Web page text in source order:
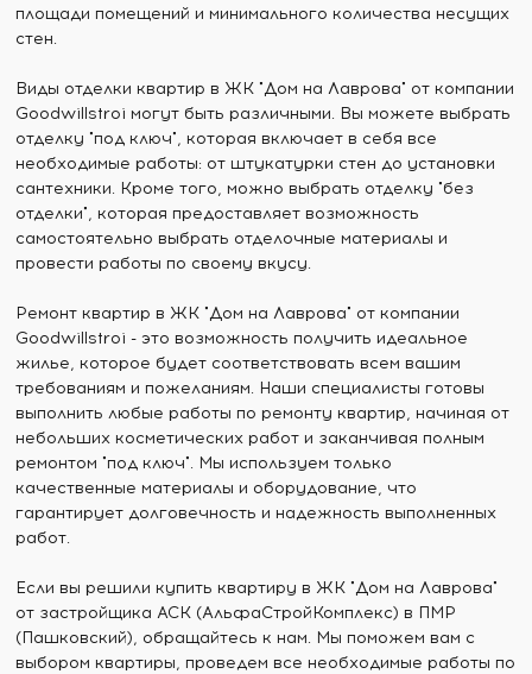
площади помещений и минимального количества несущих
стен.
Виды отделки квартир в ЖК "Дом на Лаврова" от компании
Goodwillstroi могут быть различными. Вы можете выбрать
отделку "под ключ", которая включает в себя все
необходимые работы: от штукатурки стен до установки
сантехники. Кроме того, можно выбрать отделку "без
отделки", которая предоставляет возможность
самостоятельно выбрать отделочные материалы и
провести работы по своему вкусу.
Ремонт квартир в ЖК "Дом на Лаврова" от компании
Goodwillstroi - это возможность получить идеальное
жилье, которое будет соответствовать всем вашим
требованиям и пожеланиям. Наши специалисты готовы
выполнить любые работы по ремонту квартир, начиная от
небольших косметических работ и заканчивая полным
ремонтом "под ключ". Мы используем только
качественные материалы и оборудование, что
гарантирует долговечность и надежность выполненных
работ.
Если вы решили купить квартиру в ЖК "Дом на Лаврова"
от застройщика АСК (АльфаСтройКомплекс) в ПМР
(Пашковский), обращайтесь к нам. Мы поможем вам с
выбором квартиры, проведем все необходимые работы по